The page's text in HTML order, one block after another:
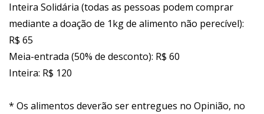
Inteira Solidária (todas as pessoas podem comprar
mediante a doação de 1kg de alimento não perecível):
R$ 65
Meia-entrada (50% de desconto): R$ 60
Inteira: R$ 120
* Os alimentos deverão ser entregues no Opinião, no